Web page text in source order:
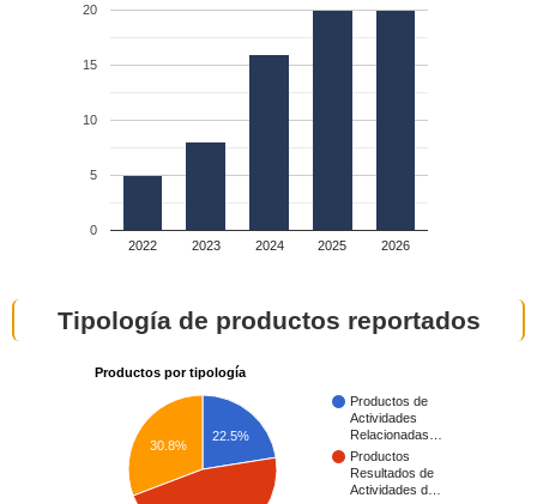
2022 2023 2024 2025 2026
0
5
10
15
20
Tipología de productos reportados
Productos por tipología
Productos de
Actividades
Relacionadas…
Productos
Resultados de
Actividades d…
22.5%
30.8%